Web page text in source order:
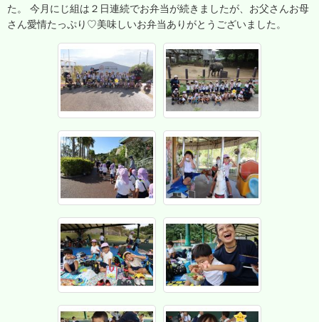
た。 今月にじ組は２日連続でお弁当が続きましたが、お父さんお母
さん愛情たっぷり♡美味しいお弁当ありがとうございました。